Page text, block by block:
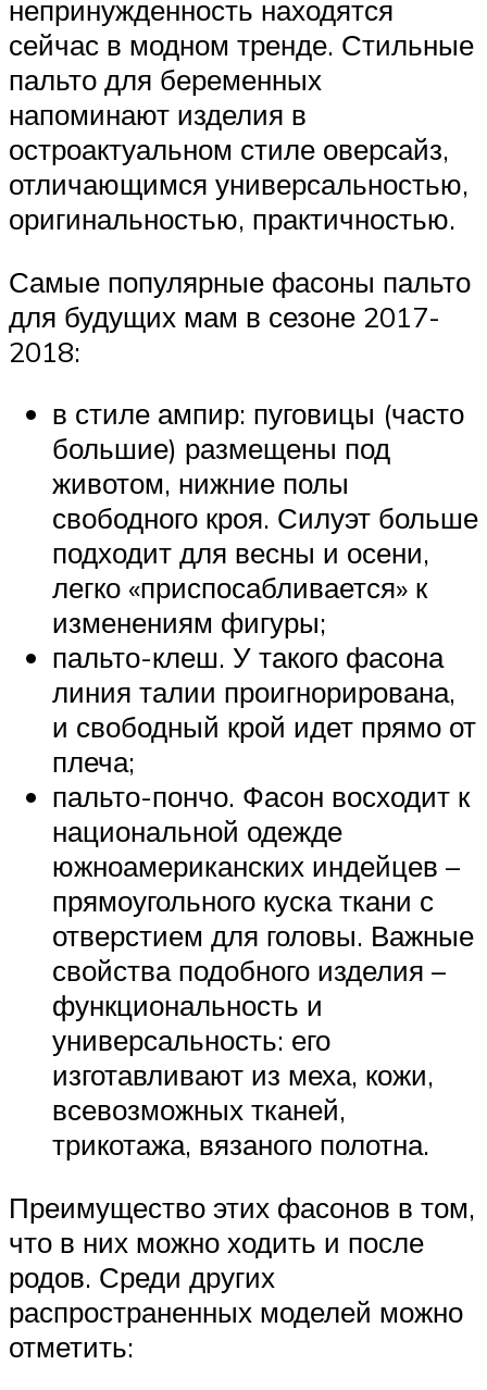
непринужденность находятся
сейчас в модном тренде. Стильные
пальто для беременных
напоминают изделия в
остроактуальном стиле оверсайз,
отличающимся универсальностью,
оригинальностью, практичностью.
Самые популярные фасоны пальто
для будущих мам в сезоне 2017-
2018:
в стиле ампир: пуговицы (часто
большие) размещены под
животом, нижние полы
свободного кроя. Силуэт больше
подходит для весны и осени,
легко «приспосабливается» к
изменениям фигуры;
пальто-клеш. У такого фасона
линия талии проигнорирована,
и свободный крой идет прямо от
плеча;
пальто-пончо. Фасон восходит к
национальной одежде
южноамериканских индейцев –
прямоугольного куска ткани с
отверстием для головы. Важные
свойства подобного изделия –
функциональность и
универсальность: его
изготавливают из меха, кожи,
всевозможных тканей,
трикотажа, вязаного полотна.
Преимущество этих фасонов в том,
что в них можно ходить и после
родов. Среди других
распространенных моделей можно
отметить: